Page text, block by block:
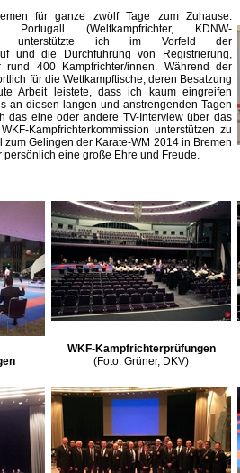
für ganze zwölf Tage zum Zuhause.
(Weltkampfrichter, KDNW-
unterstützte ich im Vorfeld der
und die Durchführung von Registrierung,
400 Kampfrichter/innen. Während der
für die Wettkampftische, deren Besatzung
Arbeit leistete, dass ich kaum eingreifen
an diesen langen und anstrengenden Tagen
das eine oder andere TV-Interview über das
Kampfrichterkommission unterstützen zu
Gelingen der Karate-WM 2014 in Bremen
persönlich eine große Ehre und Freude.
WKF-Kampfrichterprüfungen
(Foto: Grüner, DKV)